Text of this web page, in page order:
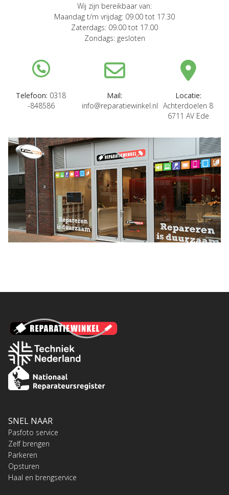
Wij zijn bereikbaar van:
Maandag t/m vrijdag: 09.00 tot 17.30
Zaterdags: 09.00 tot 17.00
Zondags: gesloten
Telefoon: 0318
-848586
Mail:
info@reparatiewinkel.nl
Locatie:
Achterdoelen 8
6711 AV Ede
SNEL NAAR
Pasfoto service
Zelf brengen
Parkeren
Opsturen
Haal en brengservice